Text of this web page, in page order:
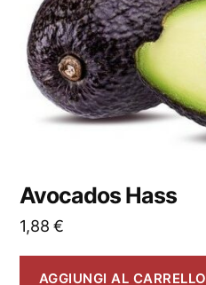
Avocados Hass
1,88€
AGGIUNGI AL CARRELLO